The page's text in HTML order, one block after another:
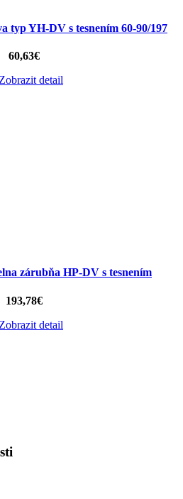
typ YH-DV s tesnením 60-90/197
60,63€
detail
zárubňa HP-DV s tesnením
193,78€
detail